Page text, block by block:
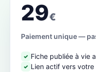
29€
Paiement unique —
✓ Fiche publiée à vie
✓ Lien actif vers votre